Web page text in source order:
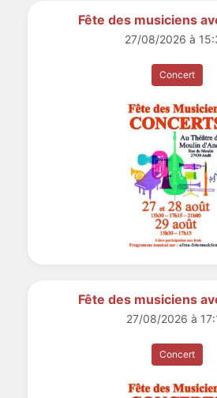
Fête des musiciens
27/08/2026 à
Concert
Fête des musiciens
27/08/2026 à
Concert